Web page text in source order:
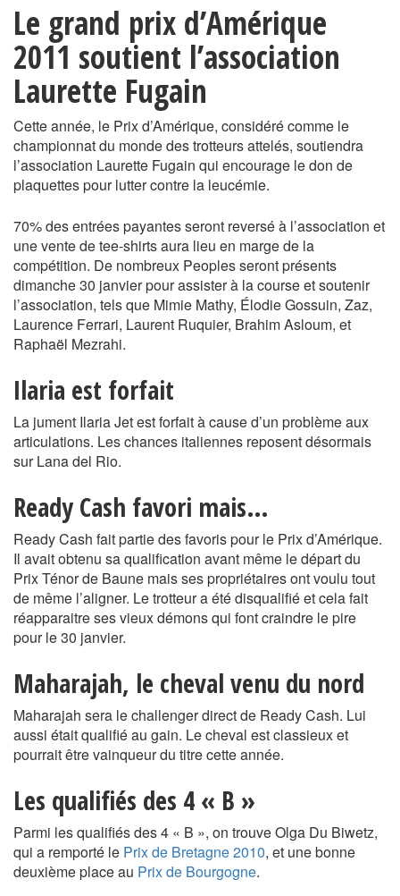
Le grand prix d’Amérique
2011 soutient l’association
Laurette Fugain
Cette année, le Prix d’Amérique, considéré comme le
championnat du monde des trotteurs attelés, soutiendra
l’association Laurette Fugain qui encourage le don de
plaquettes pour lutter contre la leucémie.
70% des entrées payantes seront reversé à l’association et
une vente de tee-shirts aura lieu en marge de la
compétition. De nombreux Peoples seront présents
dimanche 30 janvier pour assister à la course et soutenir
l’association, tels que Mimie Mathy, Élodie Gossuin, Zaz,
Laurence Ferrari, Laurent Ruquier, Brahim Asloum, et
Raphaël Mezrahi.
Ilaria est forfait
La jument Ilaria Jet est forfait à cause d’un problème aux
articulations. Les chances italiennes reposent désormais
sur Lana del Rio.
Ready Cash favori mais…
Ready Cash fait partie des favoris pour le Prix d’Amérique.
Il avait obtenu sa qualification avant même le départ du
Prix Ténor de Baune mais ses propriétaires ont voulu tout
de même l’aligner. Le trotteur a été disqualifié et cela fait
réapparaitre ses vieux démons qui font craindre le pire
pour le 30 janvier.
Maharajah, le cheval venu du nord
Maharajah sera le challenger direct de Ready Cash. Lui
aussi était qualifié au gain. Le cheval est classieux et
pourrait être vainqueur du titre cette année.
Les qualifiés des 4 « B »
Parmi les qualifiés des 4 « B », on trouve Olga Du Biwetz,
qui a remporté le Prix de Bretagne 2010, et une bonne
deuxième place au Prix de Bourgogne.